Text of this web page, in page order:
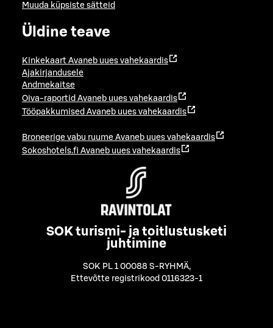
Muuda küpsiste sätteid
Üldine teave
Kinkekaart Avaneb uues vahekaardis
Ajakirjandusele
Andmekaitse
Oiva-raportid Avaneb uues vahekaardis
Tööpakkumised Avaneb uues vahekaardis
Broneerige vabu ruume Avaneb uues vahekaardis
Sokoshotels.fi Avaneb uues vahekaardis
SOK turismi- ja toitlustusketi
juhtimine
SOK PL 1 00088 S-RYHMÄ,
Ettevõtte registrikood 0116323-1